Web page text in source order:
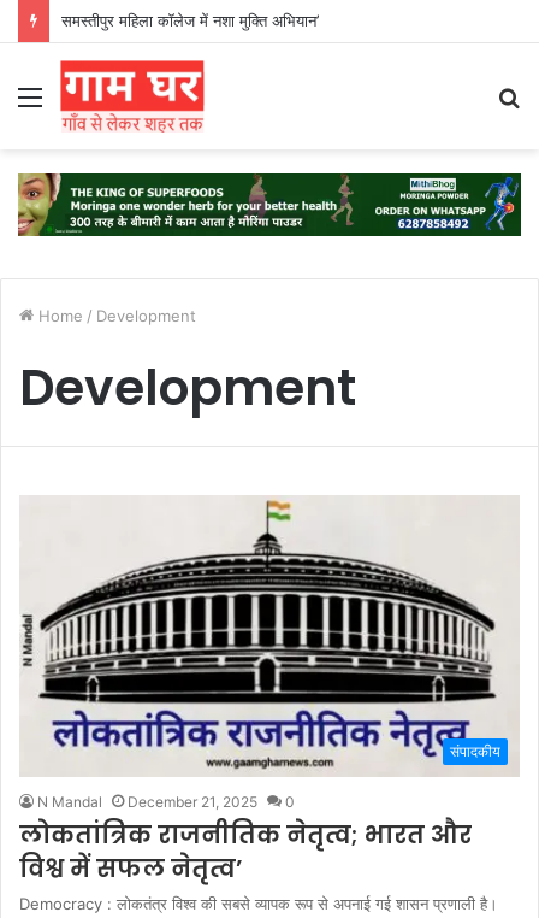
समस्तीपुर महिला कॉलेज में नशा मुक्ति अभियान’
Menu
Home / Development
Development
संपादकीय
N Mandal December 21, 2025 0
लोकतांत्रिक राजनीतिक नेतृत्व; भारत और
विश्व में सफल नेतृत्व’
Democracy : लोकतंत्र विश्व की सबसे व्यापक रूप से अपनाई गई शासन प्रणाली है।